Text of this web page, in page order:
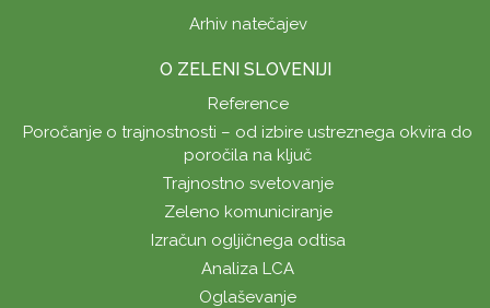
Arhiv natečajev
O ZELENI SLOVENIJI
Reference
Poročanje o trajnostnosti – od izbire ustreznega okvira do
poročila na ključ
Trajnostno svetovanje
Zeleno komuniciranje
Izračun ogljičnega odtisa
Analiza LCA
Oglaševanje